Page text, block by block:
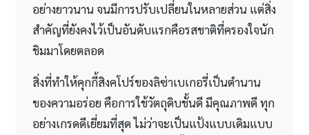
อย่างยาวนาน จนมีการปรับเปลี่ยนในหลายส่วน แต่สิ่ง
สำคัญที่ยังคงไว้เป็นอันดับแรกคือรสชาติที่ครองใจนัก
ชิมมาโดยตลอด
สิ่งที่ทำให้คุกกี้สิงคโปร์ของลิซ่าเบเกอรี่เป็นตำนาน
ของความอร่อย คือการใช้วัตถุดิบชั้นดี มีคุณภาพดี ทุก
อย่างเกรดดีเยี่ยมที่สุด ไม่ว่าจะเป็นแป้งแบบเดิมแบบ